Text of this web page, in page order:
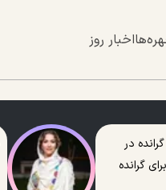
اخبار روز
در
گرانده